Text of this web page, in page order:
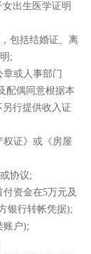
出生医学证明
包括结婚证、离
;
或人事部门
配偶同意根据本
行提供收入证
证》或《房屋
协议;
资金在5万元及
银行转帐凭据);
账户);